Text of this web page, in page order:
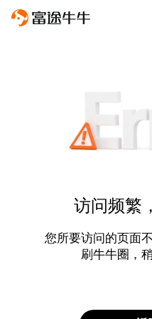
访问频繁
您所要访问的页面
刷牛牛圈，